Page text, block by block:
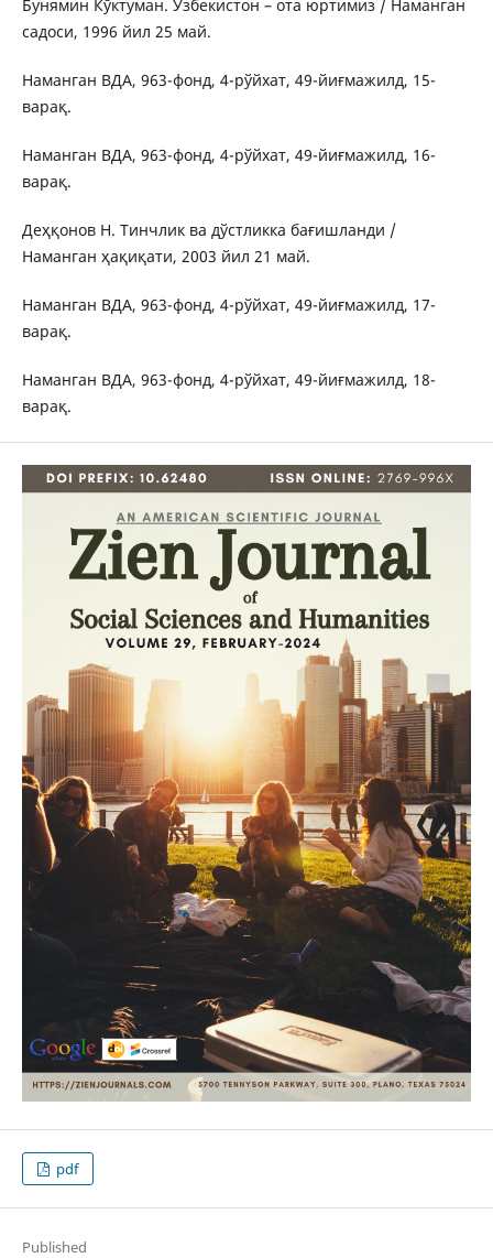
Бунямин Кўктуман. Ўзбекистон – ота юртимиз / Наманган
садоси, 1996 йил 25 май.
Наманган ВДА, 963-фонд, 4-рўйхат, 49-йиғмажилд, 15-
варақ.
Наманган ВДА, 963-фонд, 4-рўйхат, 49-йиғмажилд, 16-
варақ.
Деҳқонов Н. Тинчлик ва дўстликка бағишланди /
Наманган ҳақиқати, 2003 йил 21 май.
Наманган ВДА, 963-фонд, 4-рўйхат, 49-йиғмажилд, 17-
варақ.
Наманган ВДА, 963-фонд, 4-рўйхат, 49-йиғмажилд, 18-
варақ.
pdf
Published